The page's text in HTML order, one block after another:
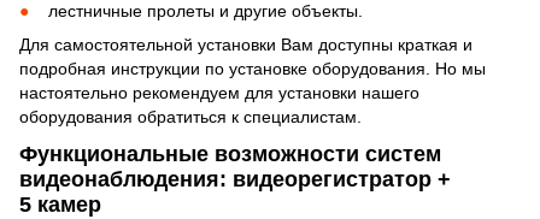
лестничные пролеты и другие объекты.
Для самостоятельной установки Вам доступны краткая и
подробная инструкции по установке оборудования. Но мы
настоятельно рекомендуем для установки нашего
оборудования обратиться к специалистам.
Функциональные возможности систем
видеонаблюдения: видеорегистратор +
5 камер